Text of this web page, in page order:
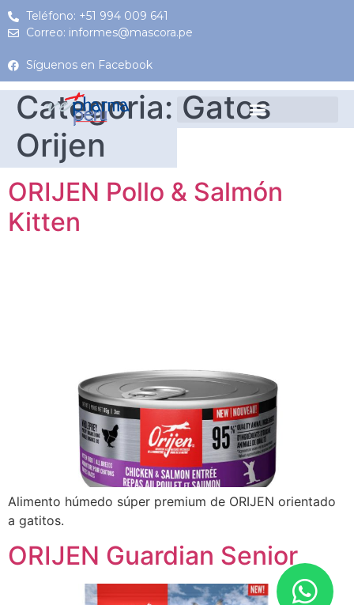
Teléfono: +51 994 009 641
Correo: informes@mascora.pe
Síguenos en Facebook
Categoria: Gatos
Orijen
ORIJEN Pollo & Salmón
Kitten
Alimento húmedo súper premium de ORIJEN orientado
a gatitos.
ORIJEN Guardian Senior